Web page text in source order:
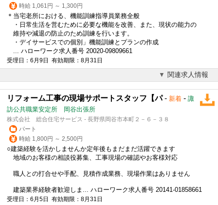
時給 1,061円 ～ 1,300円
＊当宅老所における、機能訓練指導員業務全般
・日常生活を営むために必要な機能を改善、また、現状の能力の
維持や減退の防止のため訓練を行います。
・デイサービスでの個別」機能訓練とプランの作成
... ハローワーク求人番号 20020-09809661
受理日：6月9日 有効期限：8月31日
関連求人情報
リフォーム工事の現場サポートスタッフ【パ- 新着 - 諏
訪公共職業安定所 岡谷出張所
株式会社 総合住宅サービス - 長野県岡谷市本町２－６－３８
パート
時給 1,800円 ～ 2,500円
○建築経験を活かしませんか定年後 もまだまだ活躍できます
地域のお客様の相談役募集、工事現場の確認やお客様対応
職人との打合せや手配、見積作成業務、現場作業はありません
建築業界経験者歓迎しま... ハローワーク求人番号 20141-01858661
受理日：6月5日 有効期限：8月31日